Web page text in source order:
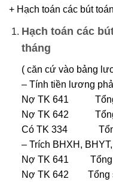
+ Hạch toán các bút
Hạch toán các
tháng
( căn cứ vào bảng
– Tính tiền lương
Nợ TK 641 Tổng
Nợ TK 642 Tổng
Có TK 334 Tổng
– Trích BHXH,
Nợ TK 641 Tổng
Nợ TK 642 Tổng